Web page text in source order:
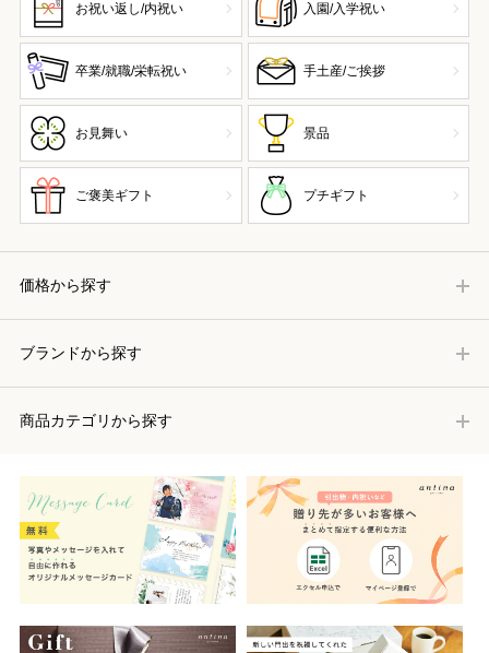
お祝い返し/内祝い 入園/入学祝い
卒業/就職/栄転祝い 手土産/ご挨拶
お見舞い 景品
ご褒美ギフト プチギフト
価格から探す
ブランドから探す
商品カテゴリから探す